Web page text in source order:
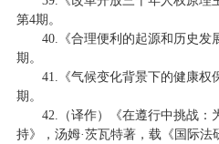
第4期。
40.《合理便利的起源和历史发
期。
41.《气候变化背景下的健康权
期。
42.（译作）《在遵行中挑战：
持》，汤姆·茨瓦特著，载《国际法